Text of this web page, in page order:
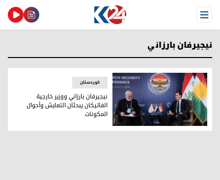
Open Menu
نيجيرفان بارزاني
نيجيرفان بارزاني ووزير خارجية الفاتيكان يبحثان التعايش
کوردستان
نيجيرفان بارزاني ووزير خارجية
الفاتيكان يبحثان التعايش وأحوال
المكونات